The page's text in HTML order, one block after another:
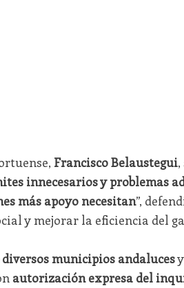
Francisco Belaustegui,
innecesarios y problemas
más apoyo necesitan”,
y mejorar la eficiencia del
diversos municipios andaluces
autorización expresa del